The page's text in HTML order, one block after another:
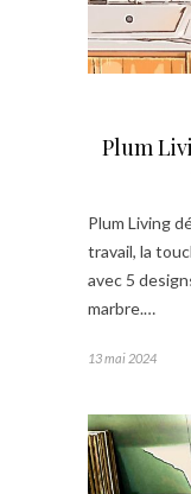
Plum
Plum Living
travail, la
avec 5
marbre.…
13 mai 2024